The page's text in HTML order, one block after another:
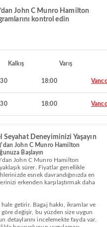
John C Munro Hamilton
kontrol edin
Kalkış Varış
18:00
18:00
Deneyiminizi Yaşayın
John C Munro Hamilton
Başlayın
John C Munro Hamilton
sürer. Fiyatlar genellikle
esnek davrandığınızda en
erkenden karşılaştırmak daha
getirir. Bagaj hakkı, ikramlar ve
değişir, bu yüzden size uygun
detaylarını incelemekte fayda var.